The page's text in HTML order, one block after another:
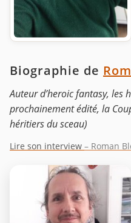
Biographie de
Auteur d’heroic fantasy, les
prochainement édité, la
héritiers du sceau)
Lire son interview – Roman